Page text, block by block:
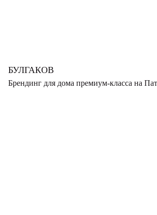
БУЛГАКОВ
Брендинг для дома премиум-класса на